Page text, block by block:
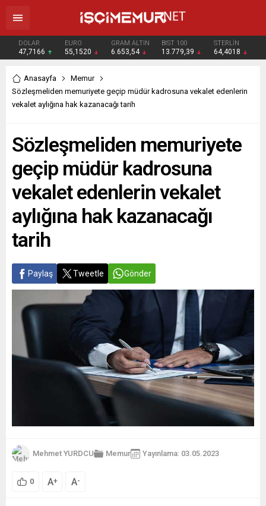
DOLAR
47,7166
EURO
55,1520
GRAM ALTIN
6.653,54
BIST 100
13.779,39
STERLİN
64,4018
Anasayfa
Memur
Sözleşmeliden memuriyete geçip müdür kadrosuna vekalet edenlerin
vekalet aylığına hak kazanacağı tarih
Sözleşmeliden memuriyete
geçip müdür kadrosuna
vekalet edenlerin vekalet
aylığına hak kazanacağı
tarih
Paylaş Tweetle Gönder
Mehmet YURDCU Memur Yayınlama: 03.05.2023
0 A+ A-